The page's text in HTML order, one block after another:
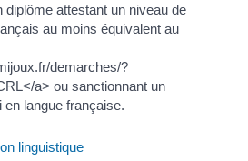
diplôme attestant un niveau de
au moins équivalent au
demarches/?
a> ou sanctionnant un
langue française.
linguistique